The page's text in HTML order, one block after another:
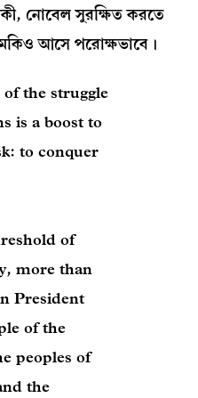
নোবেল সুরক্ষিত করতে
আসে পরোক্ষভাবে।
the struggle
is a boost to
to conquer
of
more than
President
of the
peoples of
the